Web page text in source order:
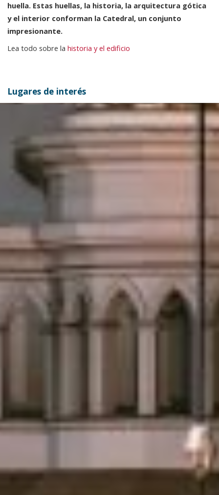
huella. Estas huellas, la historia, la arquitectura gótica
y el interior conforman la Catedral, un conjunto
impresionante.
Lea todo sobre la historia y el edificio
Lugares de interés